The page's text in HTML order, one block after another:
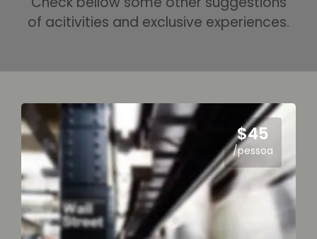
of acitivities and exclusive experiences.
$45
/pessoa